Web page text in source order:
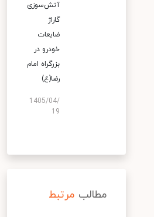
آتش‌سوزی
گاراژ
ضایعات
خودرو در
بزرگراه امام
رضا(ع)
1405/04/
19
مطالب مرتبط